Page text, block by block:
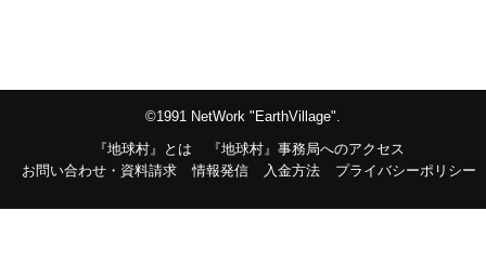
©1991 NetWork "EarthVillage".
『地球村』とは
『地球村』事務局へのアクセス
お問い合わせ・資料請求
情報発信 入金方法 プライバシーポリシー